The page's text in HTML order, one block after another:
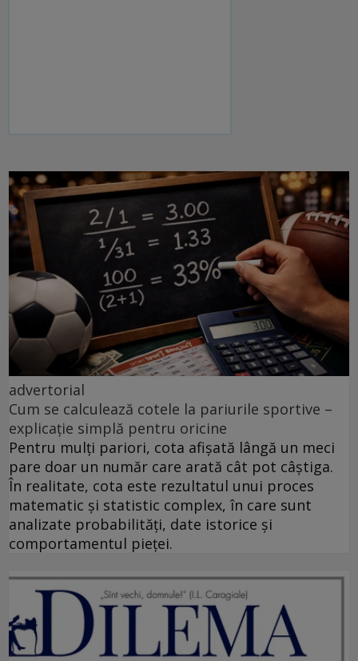
advertorial
Cum se calculează cotele la pariurile sportive –
explicație simplă pentru oricine
Pentru mulți pariori, cota afișată lângă un meci
pare doar un număr care arată cât pot câștiga.
În realitate, cota este rezultatul unui proces
matematic și statistic complex, în care sunt
analizate probabilități, date istorice și
comportamentul pieței.